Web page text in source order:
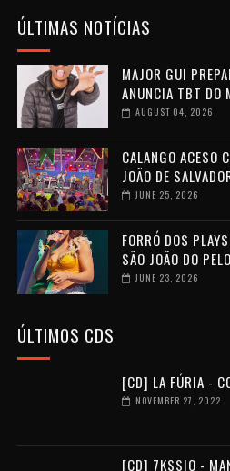
ÚLTIMAS NOTÍCIAS
MAJOR GUI
ANUNCIA TBT DO
AUGUST 04, 2026
CALANGO ACESO
JOÃO DE
JUNE 25, 2026
FORRÓ DOS
SÃO JOÃO DO
JUNE 23, 2026
ÚLTIMOS CDS
[CD] LA FÚRIA -
NOVEMBER 27, 2022
[CD] 7KSSIO -